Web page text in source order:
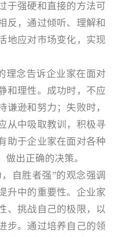
于强硬和直接的方法可
反，通过倾听、理解和
地应对市场变化，实现
理念告诉企业家在面对
和理性。成功时，不应
谦逊和努力；失败时，
从中吸取教训，积极寻
助于企业家在面对各种
出正确的决策。
自胜者强”的观念强调
升中的重要性。企业家
、挑战自己的极限，以
步。通过培养自己的领